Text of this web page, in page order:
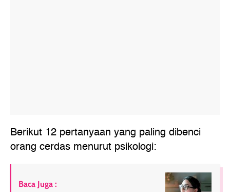
Berikut 12 pertanyaan yang paling dibenci
orang cerdas menurut psikologi:
Baca Juga :